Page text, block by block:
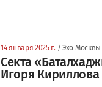
14 января 2025 г. / Эхо Москвы
Секта
Игоря Кириллова